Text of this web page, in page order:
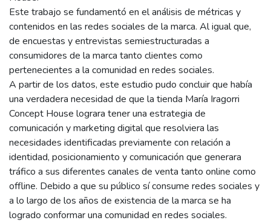
Este trabajo se fundamentó en el análisis de métricas y
contenidos en las redes sociales de la marca. Al igual que,
de encuestas y entrevistas semiestructuradas a
consumidores de la marca tanto clientes como
pertenecientes a la comunidad en redes sociales.
A partir de los datos, este estudio pudo concluir que había
una verdadera necesidad de que la tienda María Iragorri
Concept House lograra tener una estrategia de
comunicación y marketing digital que resolviera las
necesidades identificadas previamente con relación a
identidad, posicionamiento y comunicación que generara
tráfico a sus diferentes canales de venta tanto online como
offline. Debido a que su público sí consume redes sociales y
a lo largo de los años de existencia de la marca se ha
logrado conformar una comunidad en redes sociales.